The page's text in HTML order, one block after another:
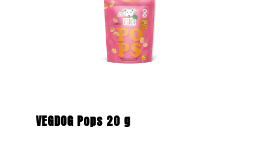
VEGDOG Pops 20 g